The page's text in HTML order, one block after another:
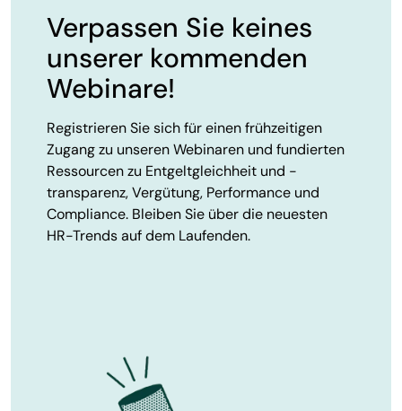
Verpassen Sie keines
unserer kommenden
Webinare!
Registrieren Sie sich für einen frühzeitigen
Zugang zu unseren Webinaren und fundierten
Ressourcen zu Entgeltgleichheit und -
transparenz, Vergütung, Performance und
Compliance. Bleiben Sie über die neuesten
HR-Trends auf dem Laufenden.